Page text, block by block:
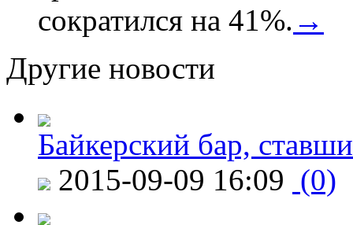
сократился на 41%. →
Другие новости
Байкерский бар,
2015-09-09 16:09 (0)